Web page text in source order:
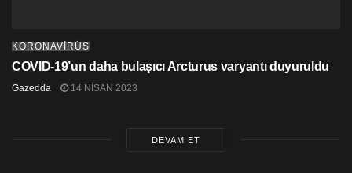
KORONAVİRÜS
COVID-19’un daha bulaşıcı Arcturus varyantı duyuruldu
Gazedda 14 NISAN 2023
DEVAM ET